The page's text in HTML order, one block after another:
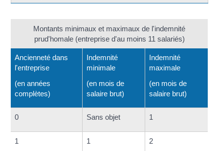
Montants minimaux et maximaux de l'indemnité
prud'homale (entreprise d'au moins 11 salariés)
Ancienneté dans
l'entreprise
(en années
complètes)
Indemnité
minimale
(en mois de
salaire brut)
Indemnité
maximale
(en mois de
salaire brut)
0 Sans objet 1
1 1 2